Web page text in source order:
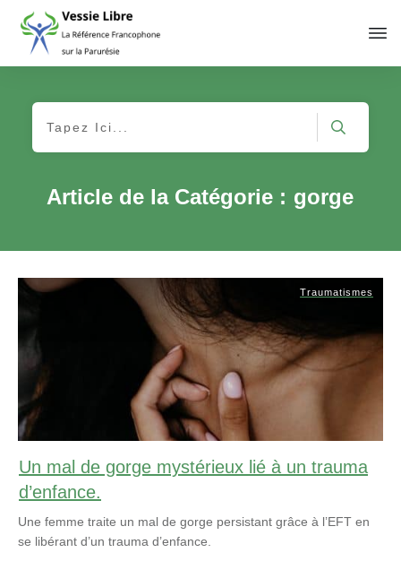
Article de la Catégorie : gorge
Traumatismes
Un mal de gorge mystérieux lié à un trauma
d’enfance.
Une femme traite un mal de gorge persistant grâce à l’EFT en
se libérant d’un trauma d’enfance.